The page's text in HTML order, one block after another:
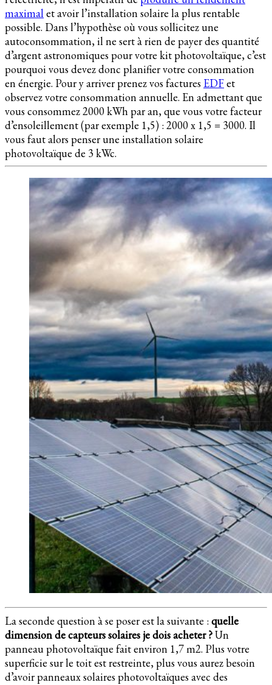
maximalet avoir l’installation solaire la plus rentable
possible. Dans l’hypothèse où vous sollicitez une
autoconsommation, il ne sert à rien de payer des quantité
d’argent astronomiques pour votre kit photovoltaïque, c’est
pourquoi vous devez donc planifier votre consommation
en énergie. Pour y arriver prenez vos factures EDFet
observez votre consommation annuelle. En admettant que
vous consommez 2000 kWh par an, que vous votre facteur
d’ensoleillement (par exemple 1,5) : 2000 x 1,5 = 3000. Il
vous faut alors penser une installation solaire
photovoltaïque de 3 kWc.
La seconde question à se poser est la suivante : quelle
dimension de capteurs solaires je dois acheter ?Un
panneau photovoltaïque fait environ 1,7 m2. Plus votre
superficie sur le toit est restreinte, plus vous aurez besoin
d’avoir panneaux solaires photovoltaïques avec des